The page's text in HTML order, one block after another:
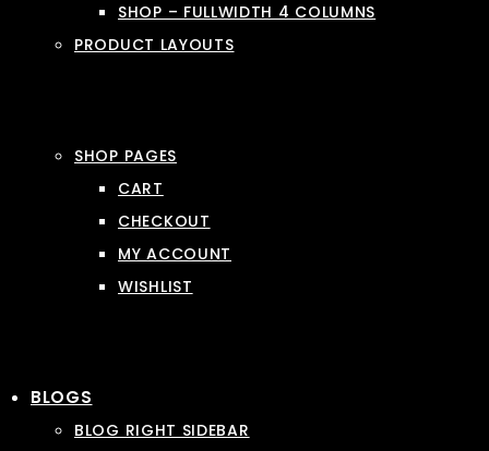
SHOP – FULLWIDTH 4 COLUMNS
PRODUCT LAYOUTS
SHOP PAGES
CART
CHECKOUT
MY ACCOUNT
WISHLIST
BLOGS
BLOG RIGHT SIDEBAR